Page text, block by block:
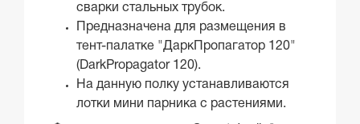
сварки стальных трубок.
Предназначена для размещения в
тент-палатке "ДаркПропагатор 120"
(DarkPropagator 120).
На данную полку устанавливаются
лотки мини парника с растениями.